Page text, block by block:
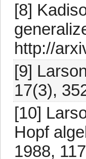
[8]
http://
[9]
17(3),
[10]
Hopf
1988,